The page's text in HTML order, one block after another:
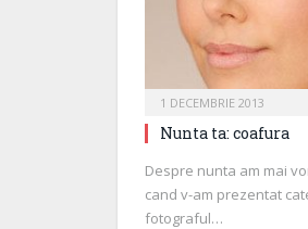
1 DECEMBRIE 2013
Nunta ta: coafura
Despre nunta am mai
cand v-am prezentat
fotograful…